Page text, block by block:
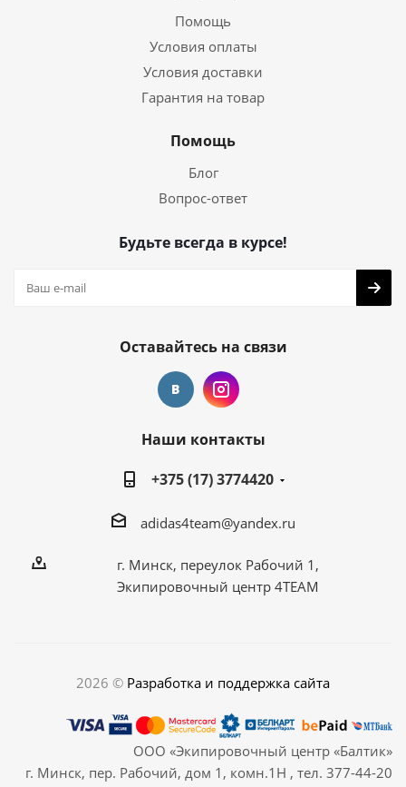
Помощь
Условия оплаты
Условия доставки
Гарантия на товар
Помощь
Блог
Вопрос-ответ
Будьте всегда в курсе!
Оставайтесь на связи
Наши контакты
+375 (17) 3774420
adidas4team@yandex.ru
г. Минск, переулок Рабочий 1,
Экипировочный центр 4TEAM
2026 © Разработка и поддержка сайта
ООО «Экипировочный центр «Балтик»
г. Минск, пер. Рабочий, дом 1, комн.1Н , тел. 377-44-20